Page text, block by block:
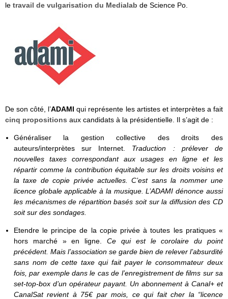
le travail de vulgarisation du Medialab de Science Po.
De son côté, l’ADAMIqui représente les artistes et interprètes a fait
cinq propositions aux candidats à la présidentielle. Il s’agit de :
Généraliser la gestion collective des droits des
auteurs/interprètes sur Internet. Traduction : prélever de
nouvelles taxes correspondant aux usages en ligne et les
répartir comme la contribution équitable sur les droits voisins et
la taxe de copie privée actuelles. C’est sans la nommer une
licence globale applicable à la musique. L’ADAMI dénonce aussi
les mécanismes de répartition basés soit sur la diffusion des CD
soit sur des sondages.
Etendre le principe de la copie privée à toutes les pratiques «
hors marché » en ligne.Ce qui est le corolaire du point
précédent. Mais l’association se garde bien de relever l’absurdité
sans nom de cette taxe qui fait payer le consommateur deux
fois, par exemple dans le cas de l’enregistrement de films sur sa
set-top-box d’un opérateur payant. Un abonnement à Canal+ et
CanalSat revient à 75€ par mois, ce qui fait cher la “licence